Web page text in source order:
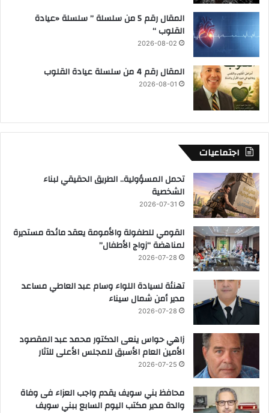
المقال رقم 5 من سلسلة ” سلسلة «عيادة
القلوب “
2026-08-02
المقال رقم 4 من سلسلة عيادة القلوب
2026-08-01
اجتماعيات
تحمل المسؤولية.. الطريق الحقيقي لبناء
الشخصية
2026-07-31
القومي للطفولة والأمومة يعقد مائدة مستديرة
لمناهضة “زواج الأطفال”
2026-07-28
تهنئة لسيادة اللواء وسام عبد العاطي مساعد
مدير أمن شمال سيناء
2026-07-28
زاهي حواس ينعى الدكتور محمد عبد المقصود
الأمين العام الأسبق للمجلس الأعلى للآثار
2026-07-25
محافظ بني سويف يقدم واجب العزاء فى وفاة
والدة مدير مكتب اليوم السابع ببني سويف